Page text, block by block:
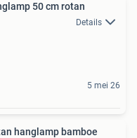
50 cm rotan
Details
5 mei 26
hanglamp bamboe